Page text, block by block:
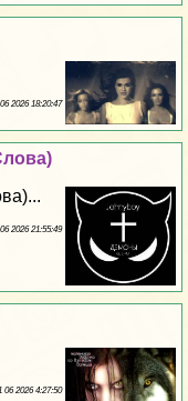
2026 18:20:47
2026 21:55:49
06 2026 4:27:50